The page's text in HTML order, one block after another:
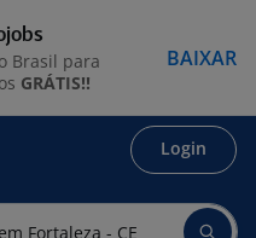
Login
Brasil para
GRÁTIS!!
BAIXAR